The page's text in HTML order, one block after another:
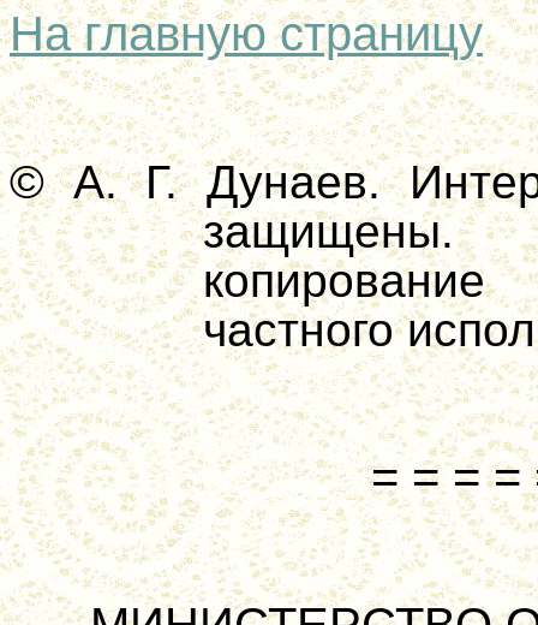
На главную страницу
© А. Г. Дунаев.
частного
= = = =